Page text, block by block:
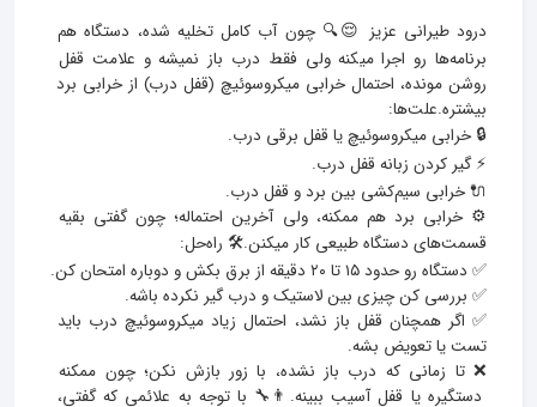
درود طیرانی عزیز 😌🔍 چون آب کامل تخلیه شده، دستگاه هم
برنامه‌ها رو اجرا میکنه ولی فقط درب باز نمیشه و علامت قفل
روشن مونده، احتمال خرابی میکروسوئیچ (قفل درب) از خرابی برد
⚙️ خرابی برد هم ممکنه، ولی آخرین احتماله؛ چون گفتی بقیه
✅ اگر همچنان قفل باز نشد، احتمال زیاد میکروسوئیچ درب باید
❌ تا زمانی که درب باز نشده، با زور بازش نکن؛ چون ممکنه
دستگیره یا قفل آسیب ببینه.👨‍🔧 با توجه به علائمی که گفتی،